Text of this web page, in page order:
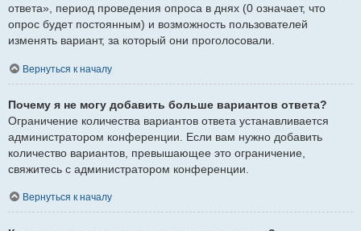
ответа», период проведения опроса в днях (0 означает, что
опрос будет постоянным) и возможность пользователей
изменять вариант, за который они проголосовали.
Вернуться к началу
Почему я не могу добавить больше вариантов ответа?
Ограничение количества вариантов ответа устанавливается
администратором конференции. Если вам нужно добавить
количество вариантов, превышающее это ограничение,
свяжитесь с администратором конференции.
Вернуться к началу